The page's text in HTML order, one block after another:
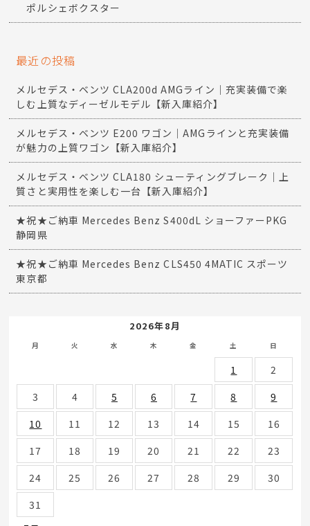
ポルシェボクスター
最近の投稿
メルセデス・ベンツ CLA200d AMGライン｜充実装備で楽
しむ上質なディーゼルモデル【新入庫紹介】
メルセデス・ベンツ E200 ワゴン｜AMGラインと充実装備
が魅力の上質ワゴン【新入庫紹介】
メルセデス・ベンツ CLA180 シューティングブレーク｜上
質さと実用性を楽しむ一台【新入庫紹介】
★祝★ご納車 Mercedes Benz S400dL ショーファーPKG
静岡県
★祝★ご納車 Mercedes Benz CLS450 4MATIC スポーツ
東京都
2026年8月
月 火 水 木 金 土 日
1
2
3
4 5 6 7 8
9
10
11 12 13 14 15
16
17
18 19 20 21 22
23
24
25 26 27 28 29
30
31